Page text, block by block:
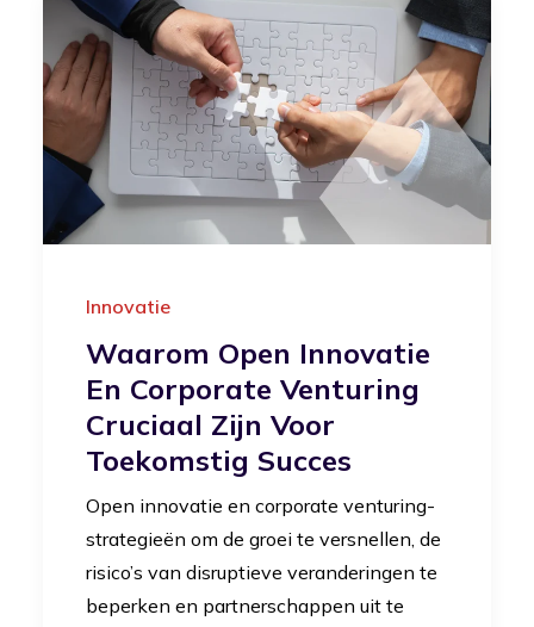
Innovatie
Waarom Open Innovatie
En Corporate Venturing
Cruciaal Zijn Voor
Toekomstig Succes
Open innovatie en corporate venturing-
strategieën om de groei te versnellen, de
risico’s van disruptieve veranderingen te
beperken en partnerschappen uit te